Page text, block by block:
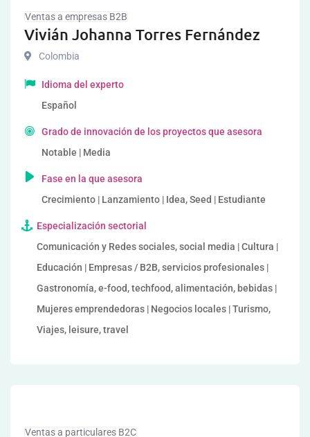
Ventas a empresas B2B
Vivián Johanna Torres Fernández
Colombia
Idioma del experto
Español
Grado de innovación de los proyectos que asesora
Notable | Media
Fase en la que asesora
Crecimiento | Lanzamiento | Idea, Seed | Estudiante
Especialización sectorial
Comunicación y Redes sociales, social media | Cultura |
Educación | Empresas / B2B, servicios profesionales |
Gastronomía, e-food, techfood, alimentación, bebidas |
Mujeres emprendedoras | Negocios locales | Turismo,
Viajes, leisure, travel
Ventas a particulares B2C